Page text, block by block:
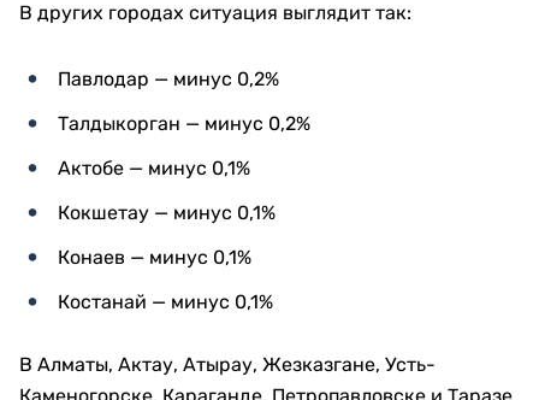
В других городах ситуация выглядит так:
Павлодар — минус 0,2%
Талдыкорган — минус 0,2%
Актобе — минус 0,1%
Кокшетау — минус 0,1%
Конаев — минус 0,1%
Костанай — минус 0,1%
В Алматы, Актау, Атырау, Жезказгане, Усть-